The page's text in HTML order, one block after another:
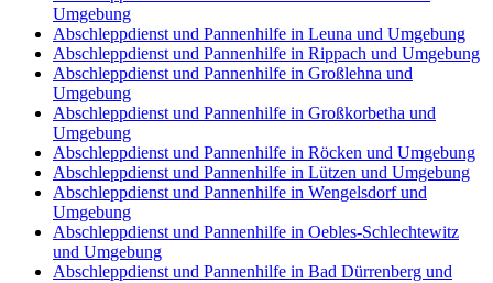
Umgebung
Abschleppdienst und Pannenhilfe in Leuna und Umgebung
Abschleppdienst und Pannenhilfe in Rippach und Umgebung
Abschleppdienst und Pannenhilfe in Großlehna und
Umgebung
Abschleppdienst und Pannenhilfe in Großkorbetha und
Umgebung
Abschleppdienst und Pannenhilfe in Röcken und Umgebung
Abschleppdienst und Pannenhilfe in Lützen und Umgebung
Abschleppdienst und Pannenhilfe in Wengelsdorf und
Umgebung
Abschleppdienst und Pannenhilfe in Oebles-Schlechtewitz
und Umgebung
Abschleppdienst und Pannenhilfe in Bad Dürrenberg und